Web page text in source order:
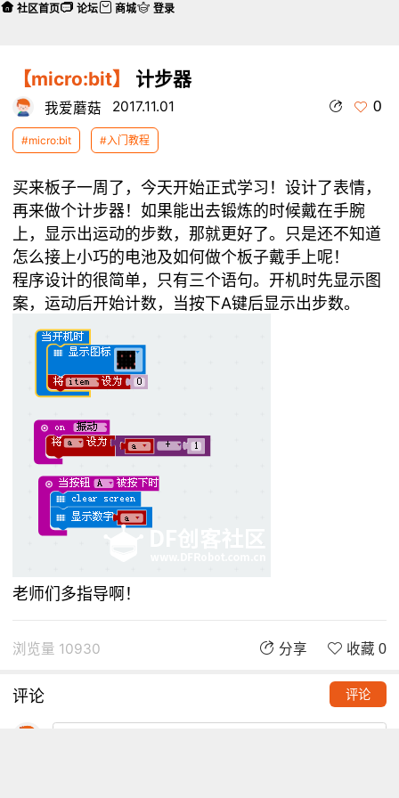
【micro:bit】 计步器
我爱蘑菇 2017.11.01 0
#micro:bit #入门教程
买来板子一周了，今天开始正式学习！设计了表情，
再来做个计步器！如果能出去锻炼的时候戴在手腕
上，显示出运动的步数，那就更好了。只是还不知道
怎么接上小巧的电池及如何做个板子戴手上呢！
程序设计的很简单，只有三个语句。开机时先显示图
案，运动后开始计数，当按下A键后显示出步数。
老师们多指导啊！
浏览量 10930 分享 收藏 0
评论 评论
社区首页 论坛 商城 登录